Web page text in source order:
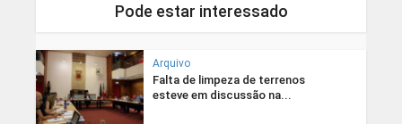
Pode estar interessado
Arquivo
Falta de limpeza de terrenos
esteve em discussão na...